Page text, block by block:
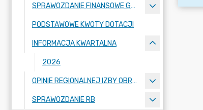
SPRAWOZDANIE FINANSOWE GMINY STARE BABICE
PODSTAWOWE KWOTY DOTACJI
INFORMACJA KWARTALNA
2026
OPINIE REGIONALNEJ IZBY OBRACHUNKOWEJ
SPRAWOZDANIE RB